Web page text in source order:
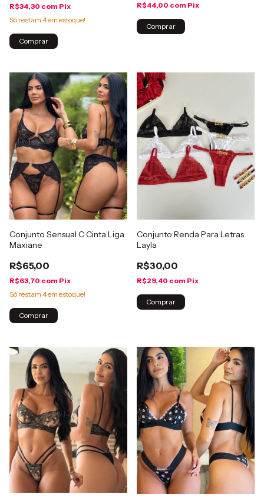
R$34,30 com Pix
Só restam 4em estoque!
Comprar
R$44,00 com Pix
Comprar
Conjunto Sensual C Cinta Liga
Maxiane
R$65,00
R$63,70 com Pix
Só restam 4em estoque!
Comprar
Conjunto Renda Para Letras
Layla
R$30,00
R$29,40 com Pix
Comprar